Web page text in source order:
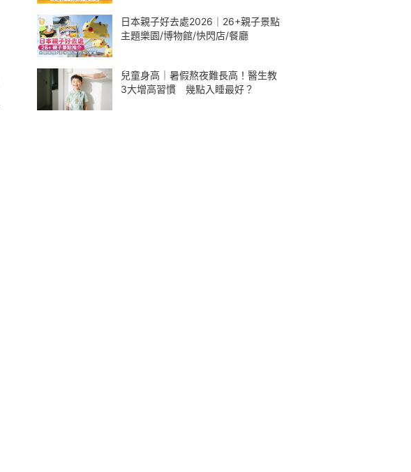
日本親子好去處2026｜26+親子景點
主題樂園/博物館/快閃店/餐廳
兒童身高｜暑假熬夜難長高！醫生教
3大增高習慣 幾點入睡最好？